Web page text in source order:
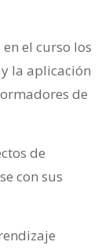
el curso los
la aplicación
de
de
con sus